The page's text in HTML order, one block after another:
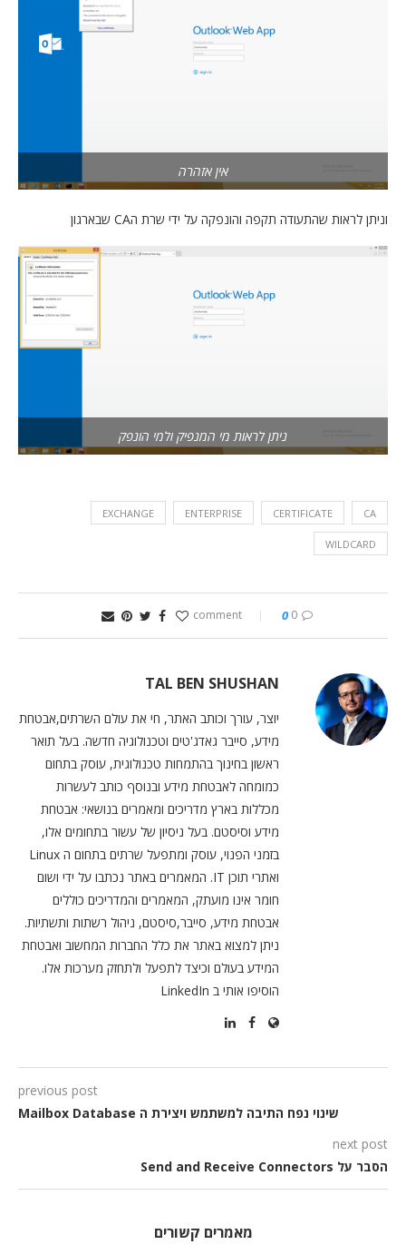
אין אזהרה
וניתן לראות שהתעודה תקפה והונפקה על ידי שרת הCA שבארגון
ניתן לראות מי המנפיק ולמי הונפק
CA
CERTIFICATE
ENTERPRISE
EXCHANGE
WILDCARD
0 comment
0
TAL BEN SHUSHAN
יוצר, עורך וכותב האתר, חי את עולם השרתים,אבטחת
מידע, סייבר גאדג'טים וטכנולוגיה חדשה. בעל תואר
ראשון בחינוך בהתמחות טכנולוגית, עוסק בתחום
כמומחה לאבטחת מידע ובנוסף כותב לעשרות
מכללות בארץ מדריכים ומאמרים בנושאי: אבטחת
מידע וסיסטם. בעל ניסיון של עשור בתחומים אלו,
בזמני הפנוי, עוסק ומתפעל שרתים בתחום ה Linux
ואתרי תוכן IT. המאמרים באתר נכתבו על ידי ושום
חומר אינו מועתק, המאמרים והמדריכים כוללים
אבטחת מידע, סייבר,סיסטם, ניהול רשתות ותשתיות.
ניתן למצוא באתר את כלל החברות המחשוב ואבטחת
המידע בעולם וכיצד לתפעל ולתחזק מערכות אלו.
הוסיפו אותי ב LinkedIn
previous post
שינוי נפח התיבה למשתמש ויצירת ה Mailbox Database
next post
הסבר על Send and Receive Connectors
מאמרים קשורים